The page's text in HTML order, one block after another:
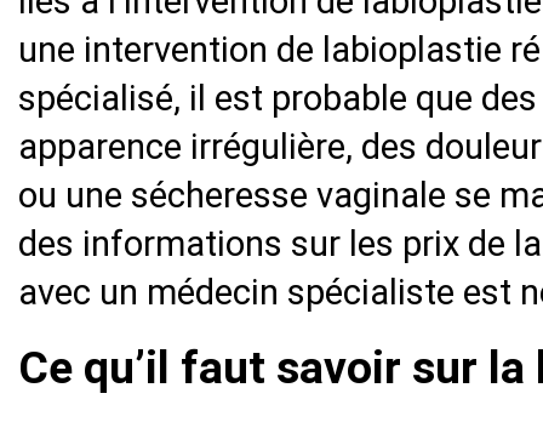
une intervention de labioplastie
spécialisé, il est probable que
apparence irrégulière, des
ou une sécheresse vaginale se
des informations sur les prix de
avec un médecin spécialiste est
Ce qu’il faut savoir sur